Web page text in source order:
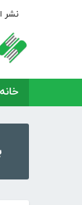
نشر
خانه